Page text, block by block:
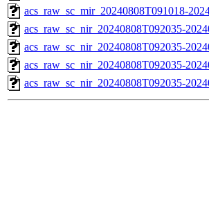
acs_raw_sc_mir_20240808T091018-
acs_raw_sc_nir_20240808T092035-
acs_raw_sc_nir_20240808T092035-
acs_raw_sc_nir_20240808T092035-
acs_raw_sc_nir_20240808T092035-